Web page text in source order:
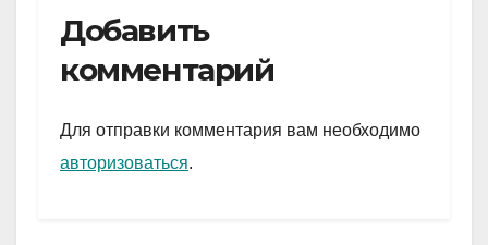
e
gr
a
m
er
s
A
p
и
Добавить
комментарий
Для отправки комментария вам необходимо
авторизоваться.